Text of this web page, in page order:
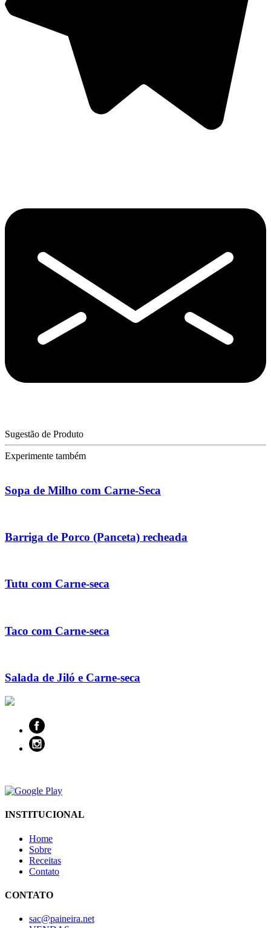
Sugestão de Produto
Experimente também
Sopa de Milho com Carne-Seca
Barriga de Porco (Panceta) recheada
Tutu com Carne-seca
Taco com Carne-seca
Salada de Jiló e Carne-seca
INSTITUCIONAL
Home
Sobre
Receitas
Contato
CONTATO
sac@paineira.net